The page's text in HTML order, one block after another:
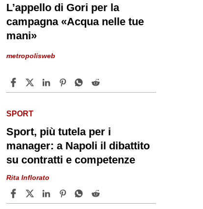
L’appello di Gori per la
campagna «Acqua nelle tue
mani»
metropolisweb
SPORT
Sport, più tutela per i
manager: a Napoli il dibattito
su contratti e competenze
Rita Inflorato